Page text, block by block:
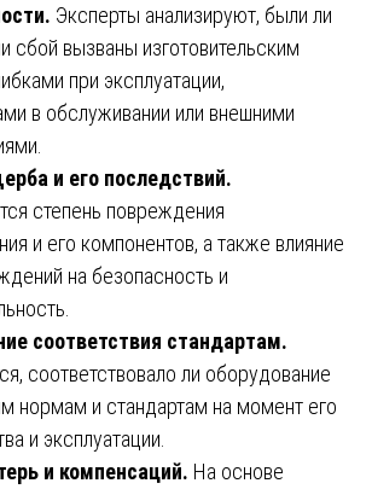
Эксперты анализируют, были ли
сбой вызваны изготовительским
при эксплуатации,
в обслуживании или внешними
и его последствий.
степень повреждения
и его компонентов, а также влияние
на безопасность и
соответствия стандартам.
соответствовало ли оборудование
нормам и стандартам на момент его
и эксплуатации.
и компенсаций. На основе